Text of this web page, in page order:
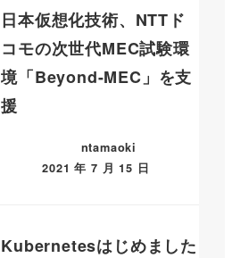
日本仮想化技術、NTTド
コモの次世代MEC試験環
境「Beyond-MEC」を支
援
ntamaoki
2021 年 7 月 15 日
Kubernetesはじめました